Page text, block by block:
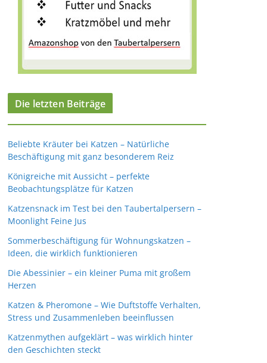
Die letzten Beiträge
Beliebte Kräuter bei Katzen – Natürliche
Beschäftigung mit ganz besonderem Reiz
Königreiche mit Aussicht – perfekte
Beobachtungsplätze für Katzen
Katzensnack im Test bei den Taubertalpersern –
Moonlight Feine Jus
Sommerbeschäftigung für Wohnungskatzen –
Ideen, die wirklich funktionieren
Die Abessinier – ein kleiner Puma mit großem
Herzen
Katzen & Pheromone – Wie Duftstoffe Verhalten,
Stress und Zusammenleben beeinflussen
Katzenmythen aufgeklärt – was wirklich hinter
den Geschichten steckt